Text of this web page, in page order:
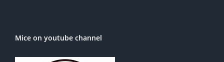
Mice on youtube channel